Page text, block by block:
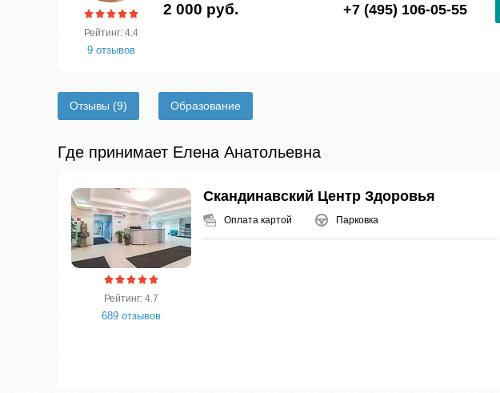
Рейтинг: 4.4
9 отзывов
2 000 руб. +7 (495) 106-05-55
Отзывы (9) Образование
Где принимает Елена Анатольевна
Рейтинг: 4.7
689 отзывов
Скандинавский Центр Здоровья
Оплата картой Парковка